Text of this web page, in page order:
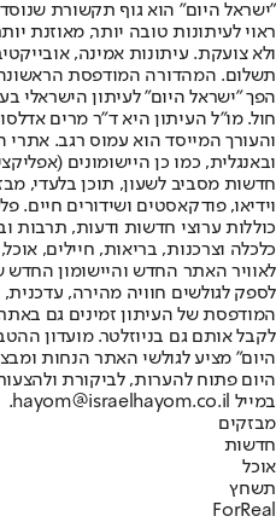
"ישראל היום" הוא גוף תקשורת
ראוי לעיתונות טובה יותר, מאוזנת
ולא צועקת. עיתונות אמינה,
הפך "ישראל היום" לעיתון הישראלי
חול. מו"ל העיתון היא ד"ר מרים
והעורך המייסד הוא עמוס רגב.
חדשות מסביב לשעון, תוכן בלעדי,
וידיאו, פודקאסטים ושידורים חיים.
כוללות ערוצי חדשות ודעות, תרבות
לאוויר האתר החדש והיישומון
לספק לגולשים חוויה מהירה,
המודפסת של העיתון זמינים גם
לקבל אותם גם בניוזלטר. מועדון
היום" מציע לגולשי האתר הנחות
היום פתוח להערות, לביקורת
במייל hayom@israelhayom.co.il.
מבזקים
חדשות
אוכל
תשחץ
ForReal